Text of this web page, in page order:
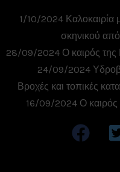
1/10/2024 Καλοκαιρία
σκηνικού
28/09/2024 Ο καιρός της
24/09/2024
Βροχές και τοπικές
16/09/2024 Ο καιρός